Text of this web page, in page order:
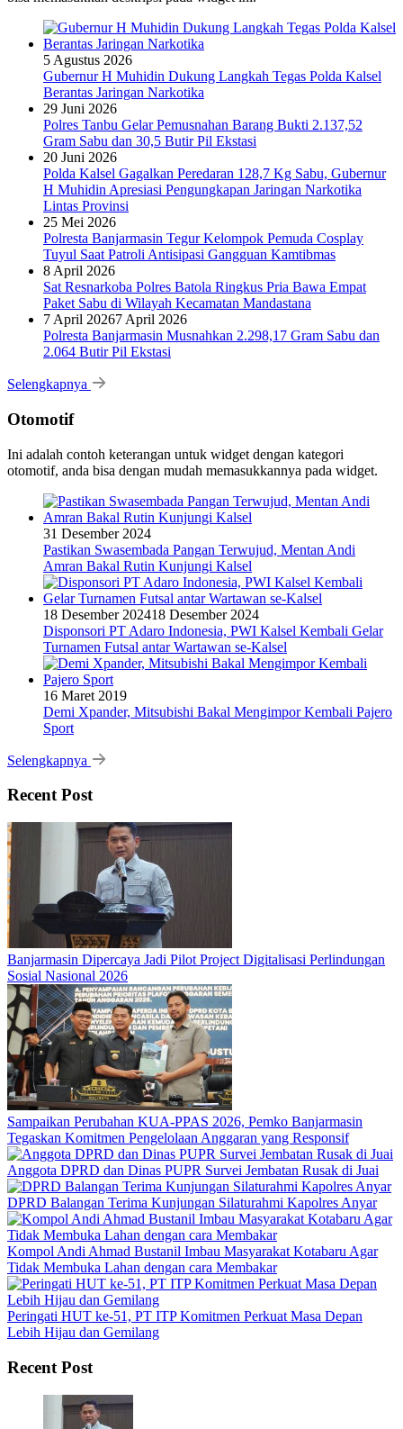
5 Agustus 2026
Gubernur H Muhidin Dukung Langkah Tegas Polda Kalsel
Berantas Jaringan Narkotika
29 Juni 2026
Polres Tanbu Gelar Pemusnahan Barang Bukti 2.137,52
Gram Sabu dan 30,5 Butir Pil Ekstasi
20 Juni 2026
Polda Kalsel Gagalkan Peredaran 128,7 Kg Sabu, Gubernur
H Muhidin Apresiasi Pengungkapan Jaringan Narkotika
Lintas Provinsi
25 Mei 2026
Polresta Banjarmasin Tegur Kelompok Pemuda Cosplay
Tuyul Saat Patroli Antisipasi Gangguan Kamtibmas
8 April 2026
Sat Resnarkoba Polres Batola Ringkus Pria Bawa Empat
Paket Sabu di Wilayah Kecamatan Mandastana
7 April 20267 April 2026
Polresta Banjarmasin Musnahkan 2.298,17 Gram Sabu dan
2.064 Butir Pil Ekstasi
Selengkapnya
Otomotif
Ini adalah contoh keterangan untuk widget dengan kategori
otomotif, anda bisa dengan mudah memasukkannya pada widget.
31 Desember 2024
Pastikan Swasembada Pangan Terwujud, Mentan Andi
Amran Bakal Rutin Kunjungi Kalsel
18 Desember 202418 Desember 2024
Disponsori PT Adaro Indonesia, PWI Kalsel Kembali Gelar
Turnamen Futsal antar Wartawan se-Kalsel
16 Maret 2019
Demi Xpander, Mitsubishi Bakal Mengimpor Kembali Pajero
Sport
Selengkapnya
Recent Post
Banjarmasin Dipercaya Jadi Pilot Project Digitalisasi Perlindungan
Sosial Nasional 2026
Sampaikan Perubahan KUA-PPAS 2026, Pemko Banjarmasin
Tegaskan Komitmen Pengelolaan Anggaran yang Responsif
Anggota DPRD dan Dinas PUPR Survei Jembatan Rusak di Juai
DPRD Balangan Terima Kunjungan Silaturahmi Kapolres Anyar
Kompol Andi Ahmad Bustanil Imbau Masyarakat Kotabaru Agar
Tidak Membuka Lahan dengan cara Membakar
Peringati HUT ke-51, PT ITP Komitmen Perkuat Masa Depan
Lebih Hijau dan Gemilang
Recent Post